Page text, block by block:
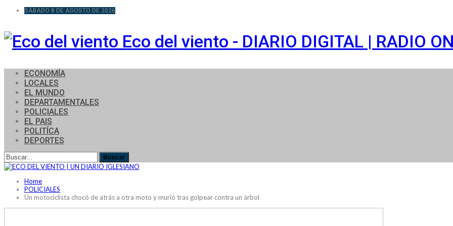
SÁBADO 8 DE AGOSTO DE 2026
Eco del viento - DIARIO DIGITAL | RADIO
ECONOMÍA
LOCALES
EL MUNDO
DEPARTAMENTALES
POLICIALES
EL PAIS
POLITÍCA
DEPORTES
Home
POLICIALES
Un motociclista chocó de atrás a otra moto y murió tras golpear contra un árbol